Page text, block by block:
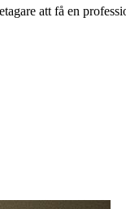
att få en